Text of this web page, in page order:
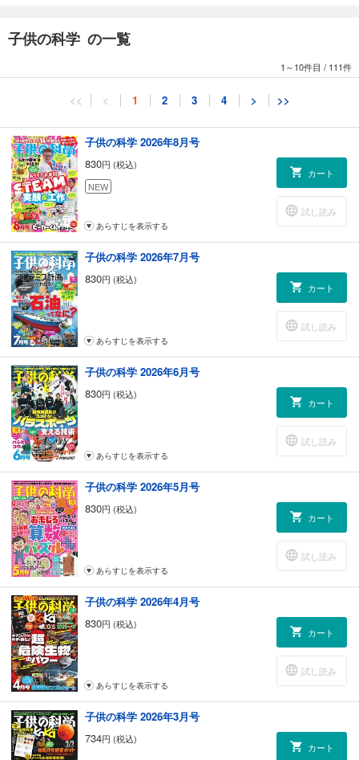
コカトピ！
［特集］AI×ゲームで生物 多様性を守れ!! いきものクエスト
バル生活」にチャレンジ！
中継衛星で速く、たくさんの情報を伝えよう！
［新連載］医師・医療のおしごと大解剖！ ドクターズ・リレー／第１回
京都大学iPS細胞研究所教授 山中伸弥
欠伸軽便鉄道通信 森博嗣のトコトンものづくりライフ／庭園鉄道の安全
性
世界の不思議な植物／ヒルギダマシ
錯覚道／ホロウマスク錯視（理論編）
南極観測隊おしごとREPORT／越冬隊長のお仕事
KoKa手帳2022 使い方ガイド
世の中の課題を解決する 電気のチカラ！／効率よくクリーンな発電がで
きないかな？
世界を変えた科学と実験／小さな音を聞く！ ラエンネックの聴診器
なぜ？ なぜ？ どうして？
ビーカーくんがゆく／ビーカーくん、液体の二酸化炭素に出会う!? の巻
今月はこの星座を探そう！／こじし座
ポケデン／UFOサウンダー
読者の写真コンテスト こんなの撮れた！
読者の写真コンテスト こんなの撮れた！ 2021年度賞
学校でも塾でも教えてくれない 生きる技術／つるす木がなくてもOK ど
こでもハンモックをつくろう！
ベジフル新聞／キャベツの仲間たち
めざせ！ マスマジシャン／はじまりは1？ それとも0？
コドモノカガク製作所／押すと出てくる！ ミニ自動販売機
KoKa Scramble
目次
KoKaひろば
［最終回］謎解きマンガ 放課後探偵 世界の危険生物編／それぞれの道
［別冊付録］KoKa手帳2022
子供の科学 の一覧
1～10件目 / 111件
<< < 1 2 3 4 > >>
子供の科学 2026年8月号
830円 (税込)
NEW
カート
試し読み
あらすじを表示する
子供の科学 2026年7月号
830円 (税込)
カート
試し読み
あらすじを表示する
子供の科学 2026年6月号
830円 (税込)
カート
試し読み
あらすじを表示する
子供の科学 2026年5月号
830円 (税込)
カート
試し読み
あらすじを表示する
子供の科学 2026年4月号
830円 (税込)
カート
試し読み
あらすじを表示する
子供の科学 2026年3月号
734円 (税込)
カート